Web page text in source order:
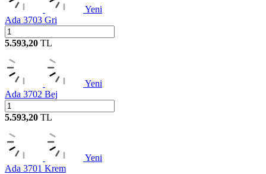
Yeni
Ada 3703 Gri
5.593,20 TL
Yeni
Ada 3702 Bej
5.593,20 TL
Yeni
Ada 3701 Krem